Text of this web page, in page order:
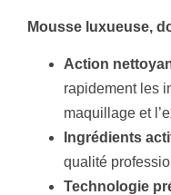
Mousse luxueuse,
Action
rapidement les
maquillage et
Ingrédients
qualité
Technologie